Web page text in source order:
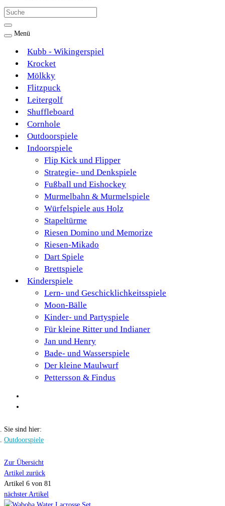
Menü
Kubb - Wikingerspiel
Krocket
Mölkky
Flitzpuck
Leitergolf
Shuffleboard
Cornhole
Outdoorspiele
Indoorspiele
Flip Kick und Flipper
Strategie- und Denkspiele
Fußball und Eishockey
Murmelbahn & Murmelspiele
Würfelspiele aus Holz
Stapeltürme
Riesen Domino und Memorize
Riesen-Mikado
Dart Spiele
Brettspiele
Kinderspiele
Lern- und Geschicklichkeitsspiele
Moon-Bälle
Kinder- und Partyspiele
Für kleine Ritter und Indianer
Jan und Henry
Bade- und Wasserspiele
Der kleine Maulwurf
Pettersson & Findus
Sie sind hier:
Outdoorspiele
Zur Übersicht
Artikel zurück
Artikel 6 von 81
nächster Artikel